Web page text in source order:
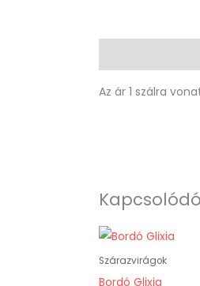
Az ár 1 szálra
Szárazvirágok
Bordó Glixia